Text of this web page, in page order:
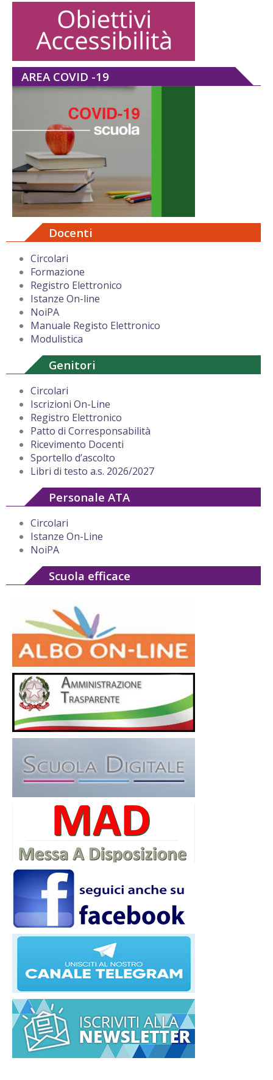
AREA COVID -19
Docenti
Circolari
Formazione
Registro Elettronico
Istanze On-line
NoiPA
Manuale Registo Elettronico
Modulistica
Genitori
Circolari
Iscrizioni On-Line
Registro Elettronico
Patto di Corresponsabilità
Ricevimento Docenti
Sportello d’ascolto
Libri di testo a.s. 2026/2027
Personale ATA
Circolari
Istanze On-Line
NoiPA
Scuola efficace